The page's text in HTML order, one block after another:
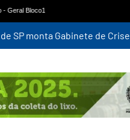
h a partir desta quinta-feira (6)